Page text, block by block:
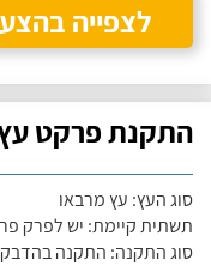
לצפייה
התקנת פרקט
סוג העץ: עץ מרבאו
תשתית קיימת: יש לפרק
סוג התקנה: התקנה